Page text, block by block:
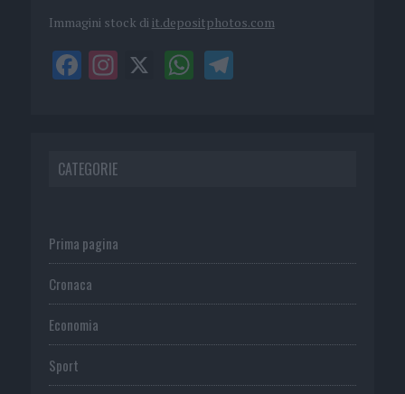
Immagini stock di it.depositphotos.com
CATEGORIE
Prima pagina
Cronaca
Economia
Sport